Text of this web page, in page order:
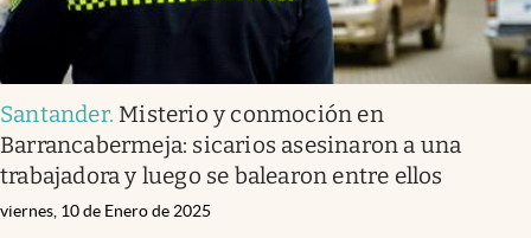
Santander. Misterio y conmoción en
Barrancabermeja: sicarios asesinaron a una
trabajadora y luego se balearon entre ellos
viernes, 10 de Enero de 2025